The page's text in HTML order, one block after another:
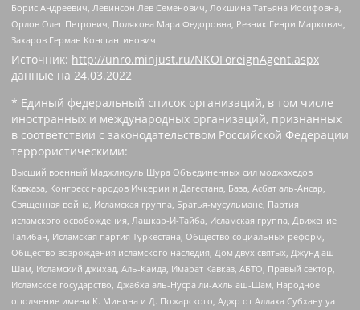
Борис Андреевич, Левинсон Лев Семенович, Локшина Татьяна Иосифовна,
Орлов Олег Петрович, Полякова Мара Федоровна, Резник Генри Маркович,
Захаров Герман Константинович
Источник: http://unro.minjust.ru/NKOForeignAgent.aspx
данные на 24.03.2022
* Единый федеральный список организаций, в том числе
иностранных и международных организаций, признанных
в соответствии с законодательством Российской Федерации
террористическими:
Высший военный Маджлисуль Шура Объединенных сил моджахедов
Кавказа, Конгресс народов Ичкерии и Дагестана, База, Асбат аль-Ансар,
Священная война, Исламская группа, Братья-мусульмане, Партия
исламского освобождения, Лашкар-И-Тайба, Исламская группа, Движение
Талибан, Исламская партия Туркестана, Общество социальных реформ,
Общество возрождения исламского наследия, Дом двух святых, Джунд аш-
Шам, Исламский джихад, Аль-Каида, Имарат Кавказ, АБТО, Правый сектор,
Исламское государство, Джабха аль-Нусра ли-Ахль аш-Шам, Народное
ополчение имени К. Минина и Д. Пожарского, Аджр от Аллаха Субхану уа